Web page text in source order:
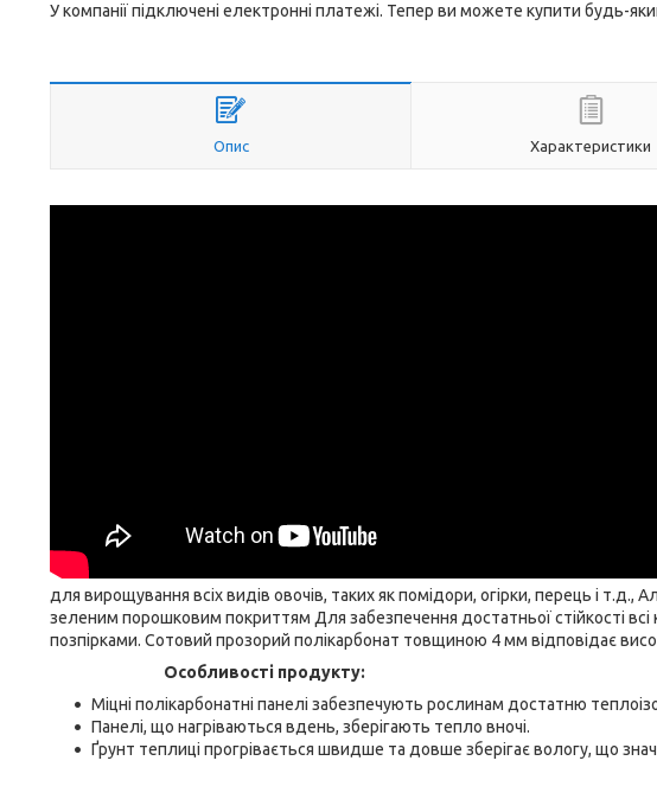
У компанії підключені електронні платежі. Тепер ви можете купити будь-
Опис Характеристики
для вирощування всіх видів овочів, таких як помідори, огірки, перець і т.д.,
зеленим порошковим покриттям Для забезпечення достатньої стійкості
позпірками. Сотовий прозорий полікарбонат товщиною 4 мм відповідає
Особливості продукту:
Міцні полікарбонатні панелі забезпечують рослинам достатню
Панелі, що нагріваються вдень, зберігають тепло вночі.
Ґрунт теплиці прогрівається швидше та довше зберігає вологу, що